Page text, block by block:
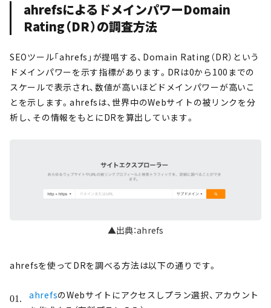
ahrefsによるドメインパワーDomain
Rating（DR）の調査方法
SEOツール「ahrefs」が提唱する、Domain Rating（DR）という
ドメインパワーを示す指標があります。DRは0から100までの
スケールで表示され、数値が高いほどドメインパワーが高いこ
とを示します。ahrefsは、世界中のWebサイトの被リンクを分
析し、その情報をもとにDRを算出しています。
▲出典：ahrefs
ahrefsを使ってDRを調べる方法は以下の通りです。
ahrefsのWebサイトにアクセスしプラン選択、アカウント